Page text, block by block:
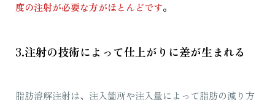
度の注射が必要な方がほとんどです。
3.注射の技術によって仕上がりに差が生まれる
脂肪溶解注射は、注入箇所や注入量によって脂肪の減り方